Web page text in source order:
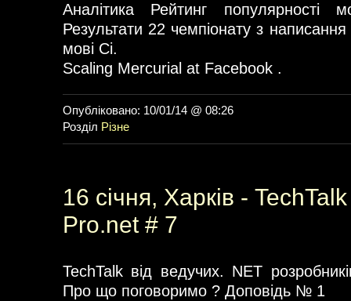
Аналітика Рейтинг популярності
Результати 22 чемпіонату з
мові Сі.
Scaling Mercurial at Facebook .
Опубліковано: 10/01/14 @ 08:26
Розділ Різне
16 січня, Харків -
Pro.net # 7
TechTalk від ведучих. NET
Про що поговоримо ? Доповідь № 1